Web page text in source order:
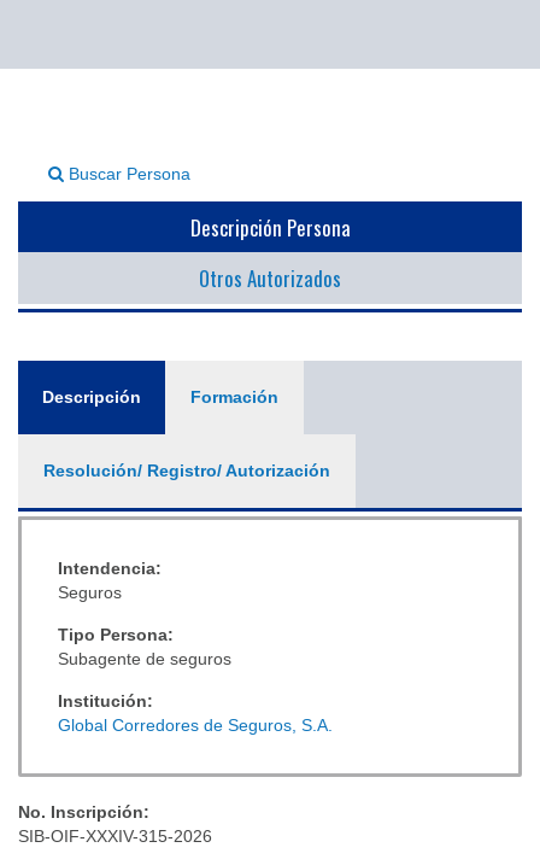
Buscar Persona
Descripción Persona
Otros Autorizados
Descripción (solapaFormación
Resolución/ Registro/ Autorización
Intendencia:
Seguros
Tipo Persona:
Subagente de seguros
Institución:
Global Corredores de Seguros, S.A.
No. Inscripción:
SIB-OIF-XXXIV-315-2026